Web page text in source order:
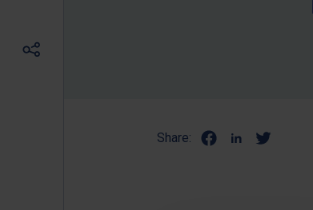
Share: